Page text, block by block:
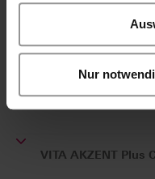
Nur
20 ml
VITA AKZENT®Plus
VITA AKZENT Plus